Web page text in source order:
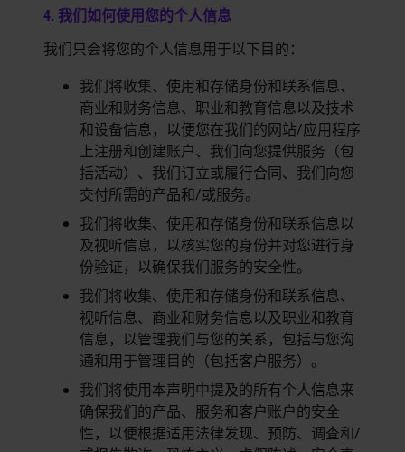
4. 我们如何使用您的个人信息
我们只会将您的个人信息用于以下目的：
我们将收集、使用和存储身份和联系信息、
商业和财务信息、职业和教育信息以及技术
和设备信息，以便您在我们的网站/应用程序
上注册和创建账户、我们向您提供服务（包
括活动）、我们订立或履行合同、我们向您
交付所需的产品和/或服务。
我们将收集、使用和存储身份和联系信息以
及视听信息，以核实您的身份并对您进行身
份验证，以确保我们服务的安全性。
我们将收集、使用和存储身份和联系信息、
视听信息、商业和财务信息以及职业和教育
信息，以管理我们与您的关系，包括与您沟
通和用于管理目的（包括客户服务）。
我们将使用本声明中提及的所有个人信息来
确保我们的产品、服务和客户账户的安全
性，以便根据适用法律发现、预防、调查和/